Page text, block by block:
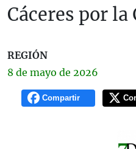
Cáceres por
REGIÓN
8 de mayo de 2026
Compartir